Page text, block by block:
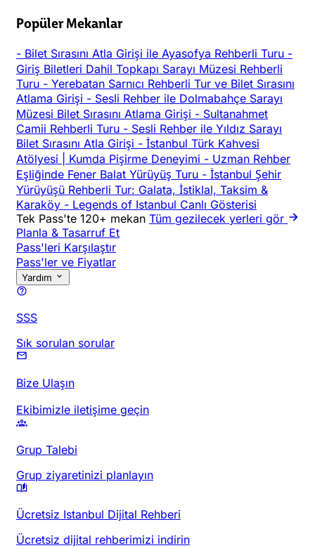
Popüler Mekanlar
- Bilet Sırasını Atla Girişi ile Ayasofya Rehberli Turu -
Giriş Biletleri Dahil Topkapı Sarayı Müzesi Rehberli
Turu - Yerebatan Sarnıcı Rehberli Tur ve Bilet Sırasını
Atlama Girişi - Sesli Rehber ile Dolmabahçe Sarayı
Müzesi Bilet Sırasını Atlama Girişi - Sultanahmet
Camii Rehberli Turu - Sesli Rehber ile Yıldız Sarayı
Bilet Sırasını Atla Girişi - İstanbul Türk Kahvesi
Atölyesi | Kumda Pişirme Deneyimi - Uzman Rehber
Eşliğinde Fener Balat Yürüyüş Turu - İstanbul Şehir
Yürüyüşü Rehberli Tur: Galata, İstiklal, Taksim &
Karaköy - Legends of Istanbul Canlı Gösterisi
Tek Pass'te 120+ mekan Tüm gezilecek yerleri gör
Planla & Tasarruf Et
Pass'leri Karşılaştır
Pass'ler ve Fiyatlar
Yardım
SSS
Sık sorulan sorular
Bize Ulaşın
Ekibimizle iletişime geçin
Grup Talebi
Grup ziyaretinizi planlayın
Ücretsiz Istanbul Dijital Rehberi
Ücretsiz dijital rehberimizi indirin